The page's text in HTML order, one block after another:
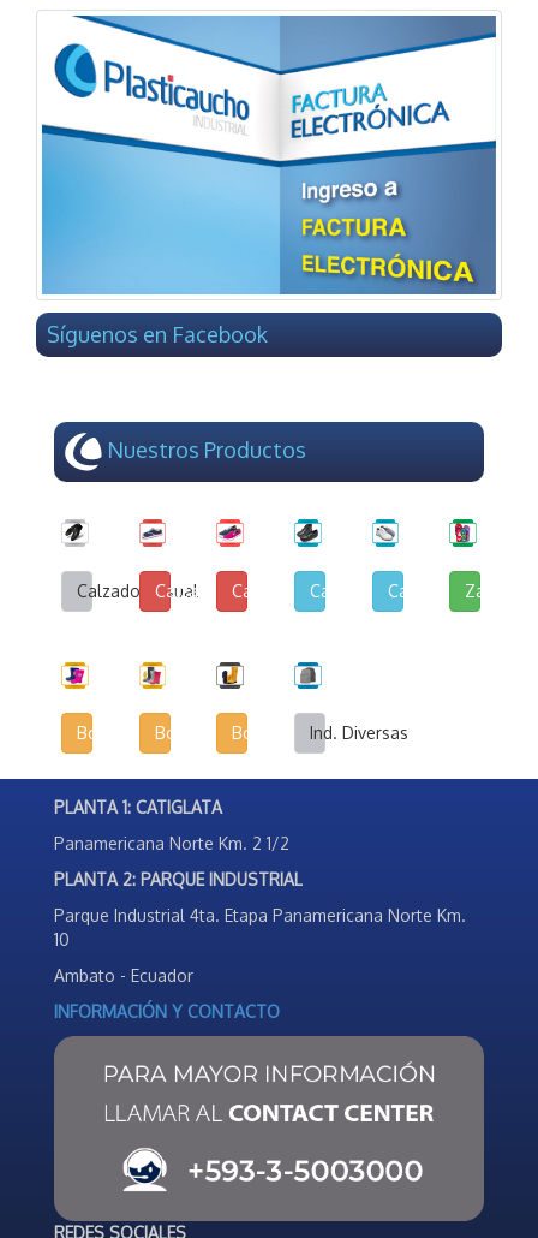
Síguenos en Facebook
Nuestros Productos
Calzado CasualCalzado de Lona y Cuerina
Calzado de Lona Urbana
Calzado EscolarCalzado Deportivo
Botas InfantilesBotas AgrícolasBotas de Seguridad Industrial
Ind. Diversas
PLANTA 1: CATIGLATA
Panamericana Norte Km. 2 1/2
PLANTA 2: PARQUE INDUSTRIAL
Parque Industrial 4ta. Etapa Panamericana Norte Km.
10
Ambato - Ecuador
INFORMACIÓN Y CONTACTO
REDES SOCIALES